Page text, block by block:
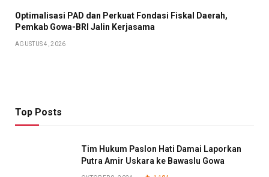
Optimalisasi PAD dan Perkuat Fondasi Fiskal Daerah,
Pemkab Gowa-BRI Jalin Kerjasama
AGUSTUS 4, 2026
Top Posts
Tim Hukum Paslon Hati Damai Laporkan
Putra Amir Uskara ke Bawaslu Gowa